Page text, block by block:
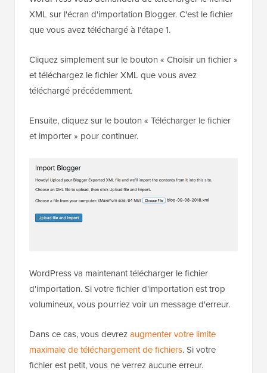
XML sur l'écran d'importation Blogger. C'est le fichier
que vous avez téléchargé à l'étape 1.
Cliquez simplement sur le bouton « Choisir un fichier »
et téléchargez le fichier XML que vous avez
téléchargé précédemment.
Ensuite, cliquez sur le bouton « Télécharger le fichier
et importer » pour continuer.
WordPress va maintenant télécharger le fichier
d'importation. Si votre fichier d'importation est trop
volumineux, vous pourriez voir un message d'erreur.
Dans ce cas, vous devrezaugmenter votre limite
maximale de téléchargement de fichiers. Si votre
fichier est petit, vous ne verrez aucune erreur.